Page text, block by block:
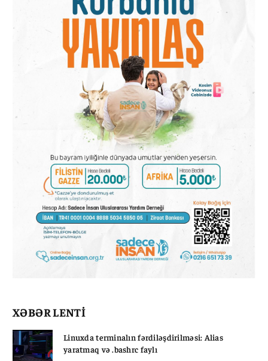
XƏBƏR LENTİ
Linuxda terminalın fərdiləşdirilməsi: Alias
yaratmaq və .bashrc faylı